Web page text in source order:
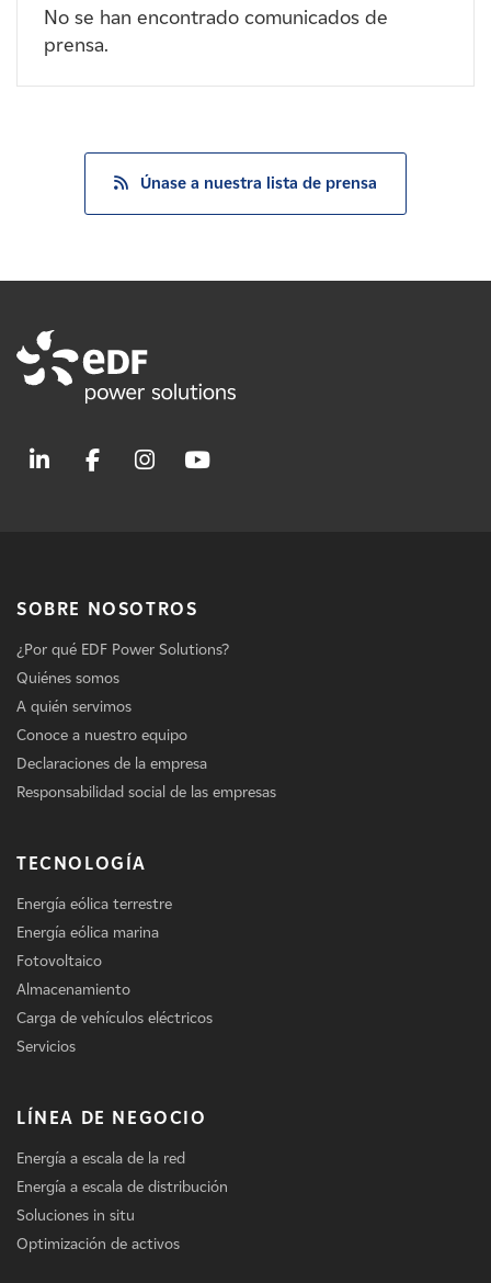
Afiliados
No se han encontrado comunicados de
prensa.
Únase a nuestra lista de prensa
SOBRE NOSOTROS
¿Por qué EDF Power Solutions?
Quiénes somos
A quién servimos
Conoce a nuestro equipo
Declaraciones de la empresa
Responsabilidad social de las empresas
TECNOLOGÍA
Energía eólica terrestre
Energía eólica marina
Fotovoltaico
Almacenamiento
Carga de vehículos eléctricos
Servicios
LÍNEA DE NEGOCIO
Energía a escala de la red
Energía a escala de distribución
Soluciones in situ
Optimización de activos